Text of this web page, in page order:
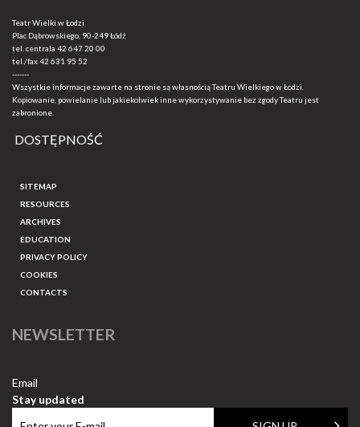
Teatr Wielki w Łodzi
Plac Dąbrowskiego, 90-249 Łódź
tel. centrala 42 647 20 00
tel./fax42 631 95 52
-------
Wszystkie informacje zawarte na stronie są własnością Teatru Wielkiego w Łodzi.
Kopiowanie, powielanie lub jakiekolwiek inne wykorzystywanie bez zgody Teatru jest
zabronione.
DOSTĘPNOŚĆ
SITEMAP
RESOURCES
ARCHIVES
EDUCATION
PRIVACY POLICY
COOKIES
CONTACTS
NEWSLETTER
Email
Stay updated